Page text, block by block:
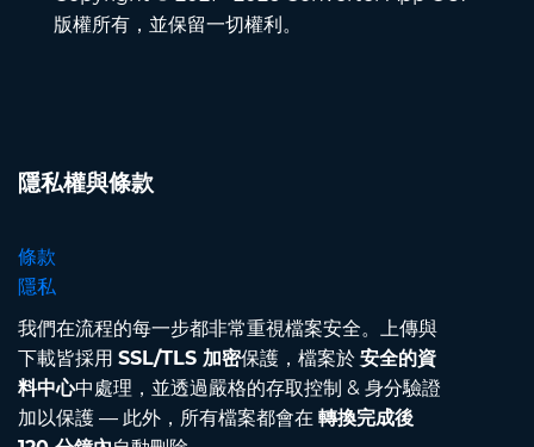
版權所有，並保留一切權利。
隱私權與條款
條款
隱私
我們在流程的每一步都非常重視檔案安全。上傳與
下載皆採用 SSL/TLS 加密保護，檔案於 安全的資
料中心中處理，並透過嚴格的存取控制 & 身分驗證
加以保護 — 此外，所有檔案都會在 轉換完成後